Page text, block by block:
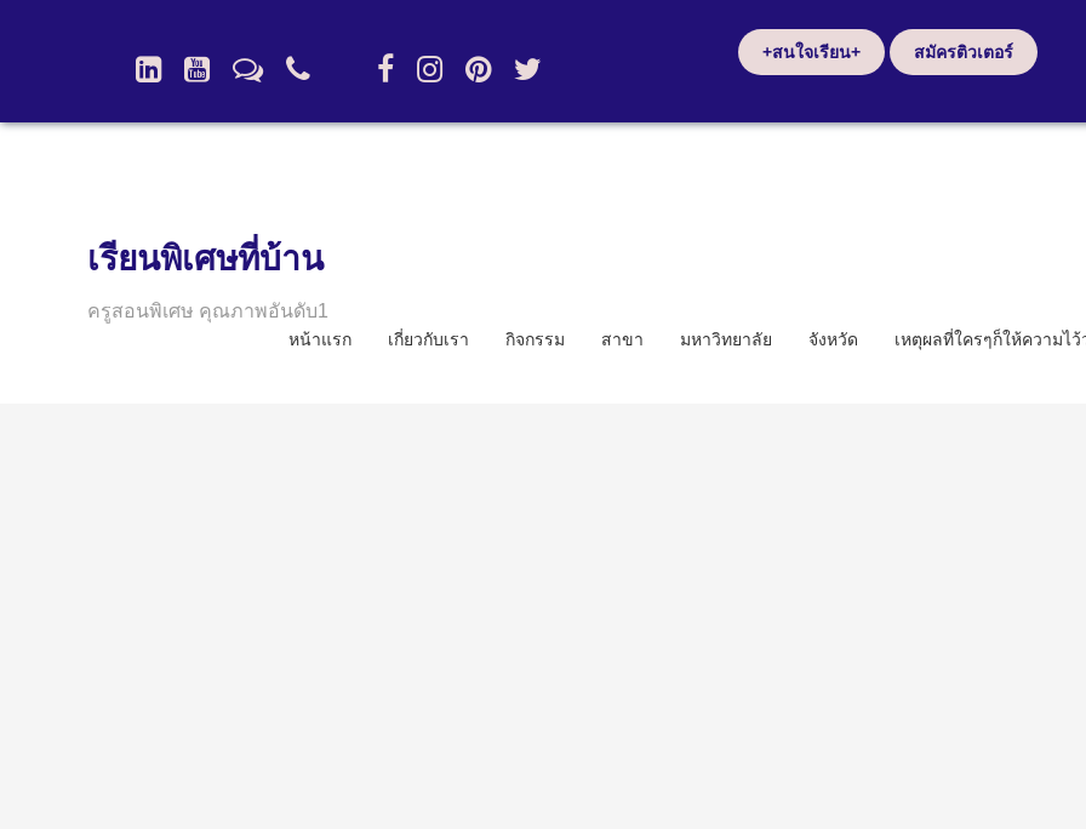
+สนใจเรียน+ สมัครติวเตอร์
เรียนพิเศษที่บ้าน
ครูสอนพิเศษ คุณภาพอันดับ1
หน้าแรก เกี่ยวกับเรา กิจกรรม สาขา มหาวิทยาลัย จังหวัด เหตุผลที่ใครๆก็ให้ความไว้